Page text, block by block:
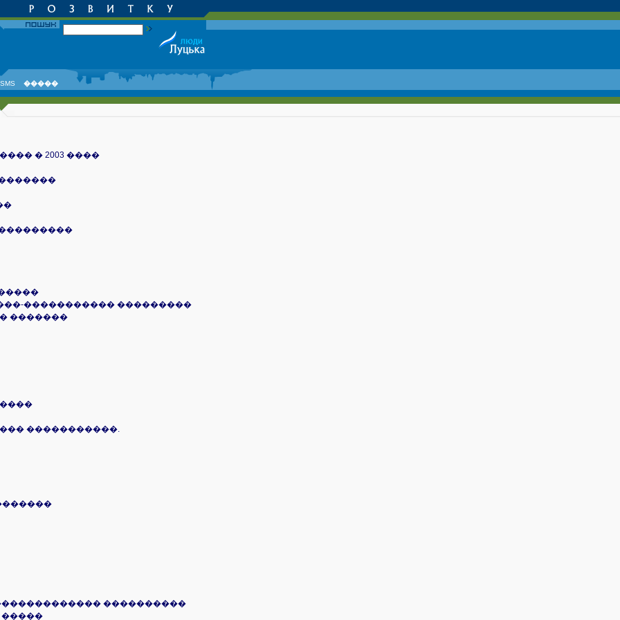
SMS �����
� 2003 ����
����������� ���������
�������
����������
����������
�����